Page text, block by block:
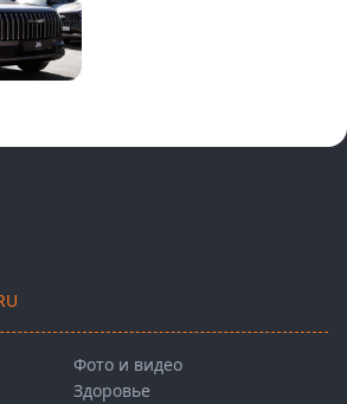
Фото и видео
Здоровье